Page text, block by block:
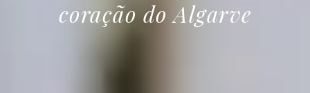
coração do Algarve